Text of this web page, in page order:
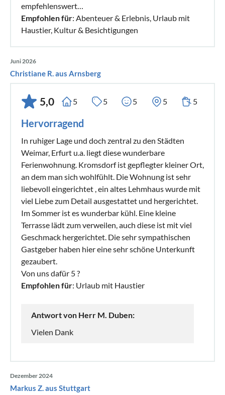
empfehlenswert…
Empfohlen für: Abenteuer & Erlebnis, Urlaub mit
Haustier, Kultur & Besichtigungen
Juni 2026
Christiane R. aus Arnsberg
5,0 5 5 5 5 5
Hervorragend
In ruhiger Lage und doch zentral zu den Städten
Weimar, Erfurt u.a. liegt diese wunderbare
Ferienwohnung. Kromsdorf ist gepflegter kleiner Ort,
an dem man sich wohlfühlt. Die Wohnung ist sehr
liebevoll eingerichtet , ein altes Lehmhaus wurde mit
viel Liebe zum Detail ausgestattet und hergerichtet.
Im Sommer ist es wunderbar kühl. Eine kleine
Terrasse lädt zum verweilen, auch diese ist mit viel
Geschmack hergerichtet. Die sehr sympathischen
Gastgeber haben hier eine sehr schöne Unterkunft
gezaubert.
Von uns dafür 5 ?
Empfohlen für: Urlaub mit Haustier
Antwort von Herr M. Duben:
Vielen Dank
Dezember 2024
Markus Z. aus Stuttgart